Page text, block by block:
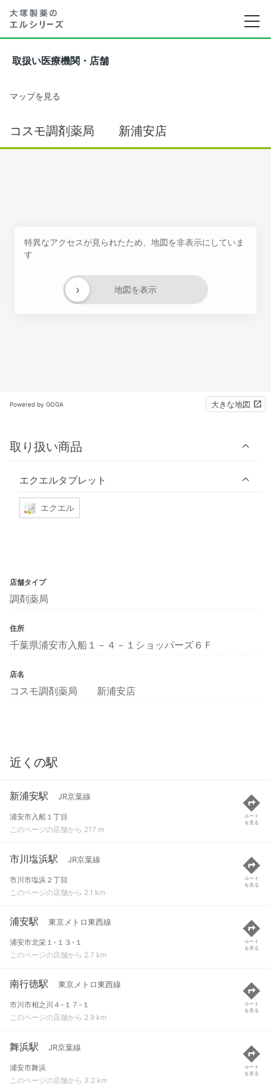
取扱い医療機関・店舗
マップを見る
コスモ調剤薬局 新浦安店
特異なアクセスが見られたため、地図を非表示にしていま
す
地図を表示
›
Powered by GOGA 大きな地図
取り扱い商品
エクエルタブレット
エクエル
店舗タイプ
調剤薬局
住所
千葉県浦安市入船１－４－１ショッパーズ６Ｆ
店名
コスモ調剤薬局 新浦安店
近くの駅
新浦安駅 JR京葉線
浦安市入船１丁目
このページの店舗から 217 m
ルート
を見る
市川塩浜駅 JR京葉線
市川市塩浜２丁目
このページの店舗から 2.1 km
ルート
を見る
浦安駅 東京メトロ東西線
浦安市北栄１-１３-１
このページの店舗から 2.7 km
ルート
を見る
南行徳駅 東京メトロ東西線
市川市相之川４-１７-１
このページの店舗から 2.9 km
ルート
を見る
舞浜駅 JR京葉線
浦安市舞浜
このページの店舗から 3.2 km
ルート
を見る